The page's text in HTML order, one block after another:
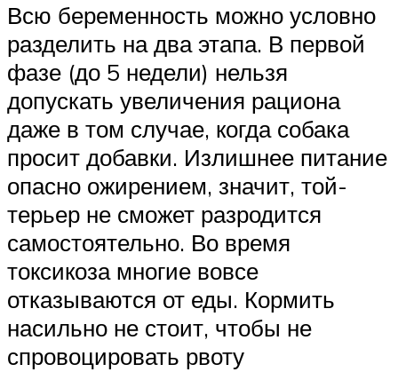
Всю беременность можно условно
разделить на два этапа. В первой
фазе (до 5 недели) нельзя
допускать увеличения рациона
даже в том случае, когда собака
просит добавки. Излишнее питание
опасно ожирением, значит, той-
терьер не сможет разродится
самостоятельно. Во время
токсикоза многие вовсе
отказываются от еды. Кормить
насильно не стоит, чтобы не
спровоцировать рвоту